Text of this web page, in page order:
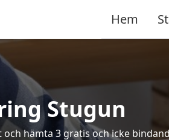
Hem
Stugun
hämta 3 gratis och icke